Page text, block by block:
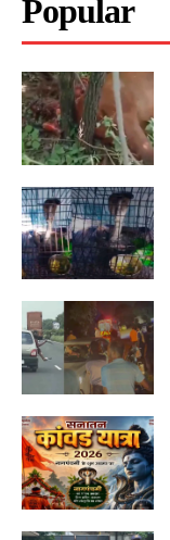
Popular